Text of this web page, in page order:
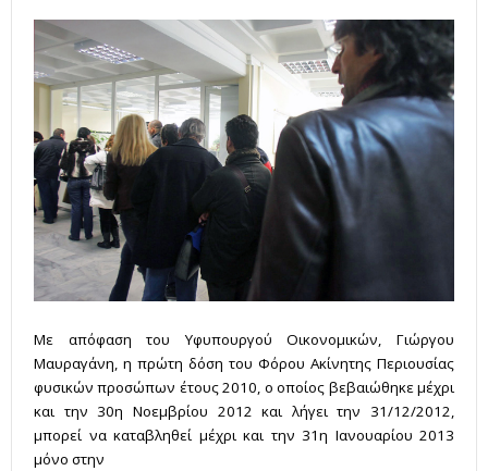
Με απόφαση του Υφυπουργού Οικονομικών, Γιώργου
Μαυραγάνη, η πρώτη δόση του Φόρου Ακίνητης Περιουσίας
φυσικών προσώπων έτους 2010, ο οποίος βεβαιώθηκε μέχρι
και την 30η Νοεμβρίου 2012 και λήγει την 31/12/2012,
μπορεί να καταβληθεί μέχρι και την 31η Ιανουαρίου 2013
μόνο στην